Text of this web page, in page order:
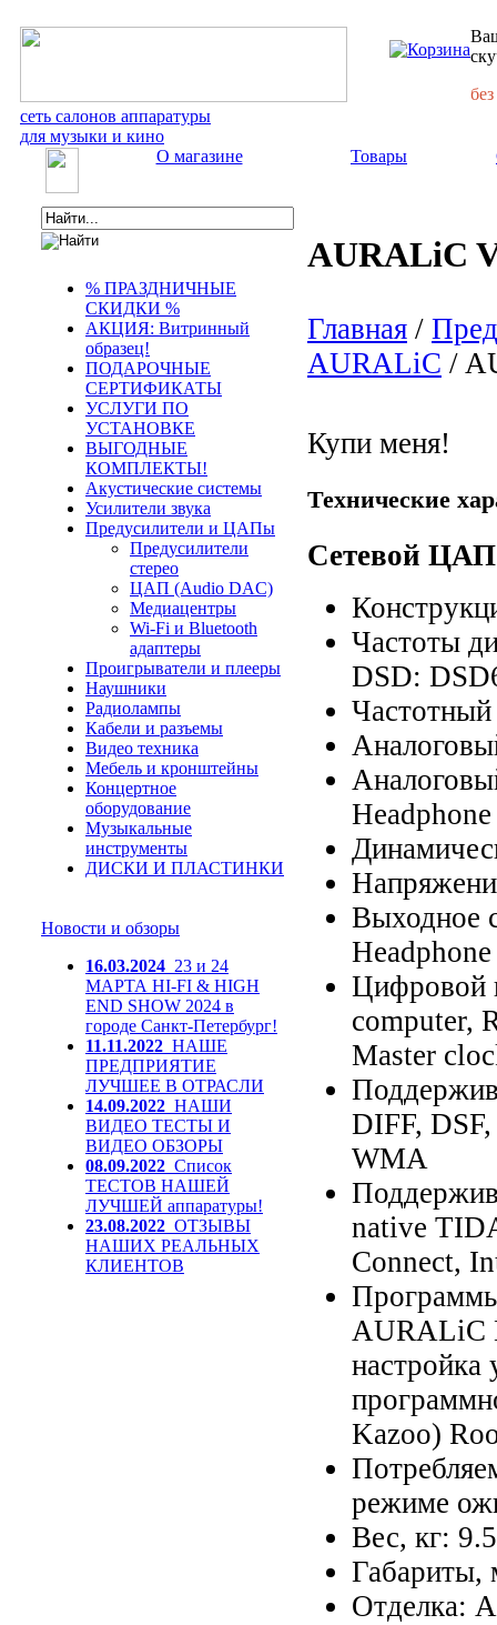
сеть салонов аппаратуры
для музыки и кино
О магазине Товары
% ПРАЗДНИЧНЫЕ
СКИДКИ %
АКЦИЯ: Витринный
образец!
ПОДАРОЧНЫЕ
СЕРТИФИКАТЫ
УСЛУГИ ПО
УСТАНОВКЕ
ВЫГОДНЫЕ
КОМПЛЕКТЫ!
Акустические системы
Усилители звука
Предусилители и ЦАПы
Предусилители
стерео
ЦАП (Audio DAC)
Медиацентры
Wi-Fi и Bluetooth
адаптеры
Проигрыватели и плееры
Наушники
Радиолампы
Кабели и разъемы
Видео техника
Мебель и кронштейны
Концертное
оборудование
Музыкальные
инструменты
ДИСКИ И ПЛАСТИНКИ
Новости и обзоры
16.03.2024 23 и 24
МАРТА HI-FI & HIGH
END SHOW 2024 в
городе Санкт-Петербург!
11.11.2022 НАШЕ
ПРЕДПРИЯТИЕ
ЛУЧШЕЕ В ОТРАСЛИ
14.09.2022 НАШИ
ВИДЕО ТЕСТЫ И
ВИДЕО ОБЗОРЫ
08.09.2022 Список
ТЕСТОВ НАШЕЙ
ЛУЧШЕЙ аппаратуры!
23.08.2022 ОТЗЫВЫ
НАШИХ РЕАЛЬНЫХ
КЛИЕНТОВ
AURALiC
Главная /
AURALiC /
Купи меня!
Технические
Сетевой
Частоты
DSD:
Выходное
Цифровой
computer,
Master
DIFF,
WMA
native
Connect,
AURALiC
настройка
Kazoo)
режиме
Вес, кг: 9.5
Габариты,
Отделка: